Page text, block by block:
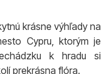
krásne výhľady na
Cypru, ktorým je
k hradu si
prekrásna flóra.